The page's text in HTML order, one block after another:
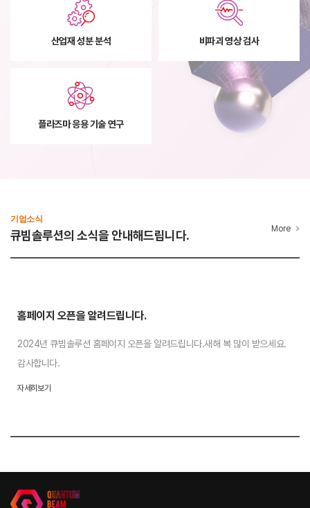
산업재 성분 분석 비파괴 영상 검사
플라즈마 응용 기술 연구
기업소식
큐빔솔루션의 소식을 안내해드립니다. More
홈페이지 오픈을 알려드립니다.
2024년 큐빔솔루션 홈페이지 오픈을 알려드립니다.새해 복 많이 받으세요.
감사합니다.
자세히보기